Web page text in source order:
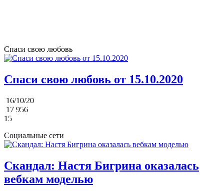
Спаси свою любовь
Спаси свою любовь от 15.10.2020
16/10/20
17 956
15
Социальные сети
Скандал: Настя Бигрина оказалась
вебкам моделью